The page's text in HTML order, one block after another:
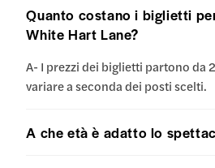
Quanto costano i biglietti
White Hart Lane?
A- I prezzi dei biglietti partono da
variare a seconda dei posti scelti.
A che età è adatto lo